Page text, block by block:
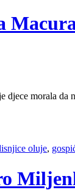
morala
oluje,